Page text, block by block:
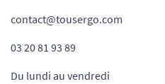
contact@tousergo.com
03 20 81 93 89
Du lundi au vendredi